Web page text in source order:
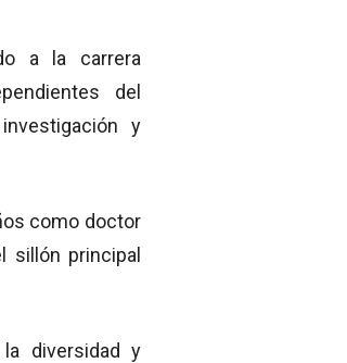
a la carrera
del
y
como doctor
sillón principal
diversidad y